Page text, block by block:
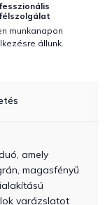
munkanapon
állunk.
amely
magasfényű
varázslatot